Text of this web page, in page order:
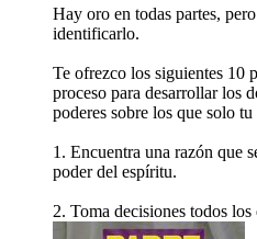
Hay oro en todas partes,
identificarlo.
Te ofrezco los siguientes 10
proceso para desarrollar los
poderes sobre los que solo
1. Encuentra una razón que
poder del espíritu.
2. Toma decisiones todos